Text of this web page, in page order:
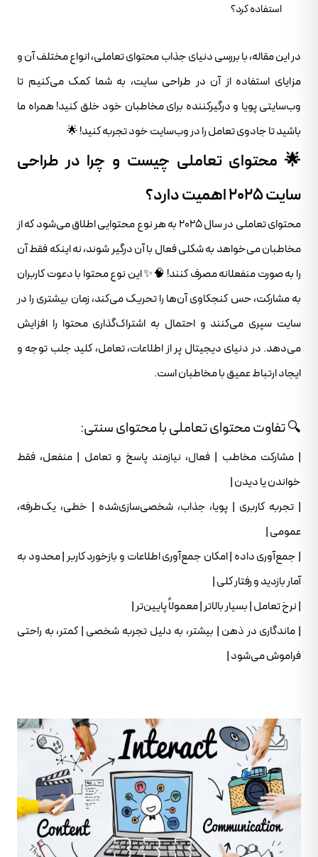
استفاده کرد؟
در این مقاله، با بررسی دنیای جذاب محتوای تعاملی، انواع مختلف آن و
مزایای استفاده از آن در طراحی سایت، به شما کمک می‌کنیم تا
وب‌سایتی پویا و درگیرکننده برای مخاطبان خود خلق کنید! همراه ما
باشید تا جادوی تعامل را در وب‌سایت خود تجربه کنید! 🌟
🌟 محتوای تعاملی چیست و چرا در طراحی
سایت ۲۰۲۵ اهمیت دارد؟
محتوای تعاملی در سال ۲۰۲۵ به هر نوع محتوایی اطلاق می‌شود که از
مخاطبان می‌خواهد به شکلی فعال با آن درگیر شوند، نه اینکه فقط آن
را به صورت منفعلانه مصرف کنند! 🧠✨ این نوع محتوا با دعوت کاربران
به مشارکت، حس کنجکاوی آن‌ها را تحریک می‌کند، زمان بیشتری را در
سایت سپری می‌کنند و احتمال به اشتراک‌گذاری محتوا را افزایش
می‌دهد. در دنیای دیجیتال پر از اطلاعات، تعامل، کلید جلب توجه و
ایجاد ارتباط عمیق با مخاطبان است.
🔍 تفاوت محتوای تعاملی با محتوای سنتی:
| مشارکت مخاطب | فعال، نیازمند پاسخ و تعامل | منفعل، فقط
خواندن یا دیدن |
| تجربه کاربری | پویا، جذاب، شخصی‌سازی‌شده | خطی، یک‌طرفه،
عمومی |
| جمع‌آوری داده | امکان جمع‌آوری اطلاعات و بازخورد کاربر | محدود به
آمار بازدید و رفتار کلی |
| نرخ تعامل | بسیار بالاتر | معمولاً پایین‌تر |
| ماندگاری در ذهن | بیشتر، به دلیل تجربه شخصی | کمتر، به راحتی
فراموش می‌شود |